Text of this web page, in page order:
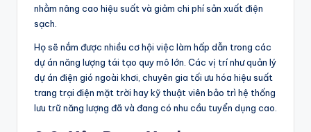
nhằm nâng cao hiệu suất và giảm chi phí sản xuất điện
sạch.
Họ sẽ nắm được nhiều cơ hội việc làm hấp dẫn trong các
dự án năng lượng tái tạo quy mô lớn. Các vị trí như quản lý
dự án điện gió ngoài khơi, chuyên gia tối ưu hóa hiệu suất
trang trại điện mặt trời hay kỹ thuật viên bảo trì hệ thống
lưu trữ năng lượng đã và đang có nhu cầu tuyển dụng cao.